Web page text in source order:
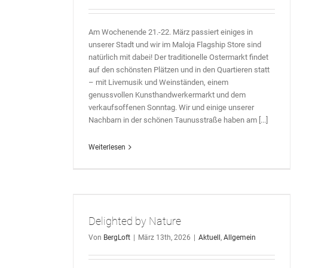
Am Wochenende 21.-22. März passiert einiges in
unserer Stadt und wir im Maloja Flagship Store sind
natürlich mit dabei! Der traditionelle Ostermarkt findet
auf den schönsten Plätzen und in den Quartieren statt
– mit Livemusik und Weinständen, einem
genussvollen Kunsthandwerkermarkt und dem
verkaufsoffenen Sonntag. Wir und einige unserer
Nachbarn in der schönen Taunusstraße haben am [...]
Weiterlesen
Delighted by Nature
Von BergLoft März 13th, 2026 Aktuell , Allgemein